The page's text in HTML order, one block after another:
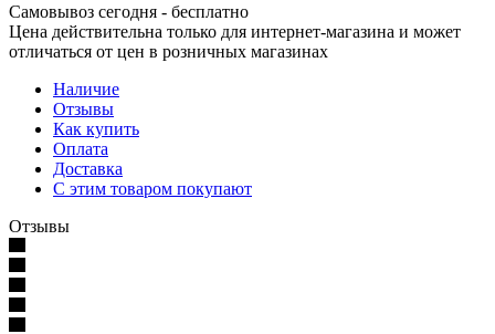
Самовывоз сегодня - бесплатно
Цена действительна только для интернет-магазина и может
отличаться от цен в розничных магазинах
Наличие
Отзывы
Как купить
Оплата
Доставка
С этим товаром покупают
Отзывы